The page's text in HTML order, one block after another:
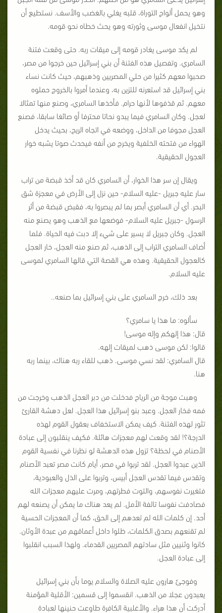
وهو يحمل ألواح التوراة، قلبه يغلي بالغضب والأسف. نستطيع أن
نتخيل انفعال موسى وثورته وهو يحث خطاه نحو قومه.
لم يكد موسى يغادر قومه إلى ميقات ربه. حتى وقعت فتنة
السامري. وتفصيل هذه الفتنة أن بني إسرائيل حين خرجوا من مصر،
صحبوا معهم كثيرا من حلي المصريين وذهبهم، حيث كانت نساء
بني إسرائيل قد استعرنه للتزين به، وعندما أمروا بالخروج حملوه
معهم. ثم قذفوها لأنها حرام. فأخذها السامري، وصنع منها تمثالا
لعجل. وكان السامري فيما يبدو نحاتا محترفا أو صائغا سابقا، فصنع
العجل مجوفا من الداخل، ووضعه في اتجاه الريح، بحيث يدخل
الهواء من فتحته الخلفية ويخرج من أنفه فيحدث صوتا يشبه خوار
العجول الحقيقية.
ويقال إن سر هذا الخوار، أن السامري كان قد أخذ قبضة من تراب
سار عليه جبريل -عليه السلام- حين نزل إلى الأرض في معجزة شق
البحر. أي أن السامري أبصر بما لم يبصروا به، فقبض قبضة من أثر
الرسول -جبريل عليه السلام- فوضعها مع الذهب وهو يصنع منه
العجل. وكان جبريل لا يسير على شيء إلا دبت فيه الحياة. فلما
أضاف السامري التراب إلى الذهب، ثم صنع منه العجل، خار العجل
كالعجول الحقيقية. وهذه هي القصة التي قالها السامري لموسى
عليه السلام.
بعد ذلك، خرج السامري على بني إسرائيل بما صنعه..
سألوه: ما هذا يا سامري؟
قال: هذا إلهكم وإله موسى!
قالوا: لكن موسى ذهب لميقات إلهه.
قال السامري: لقد نسي موسى. ذهب للقاء ربه هناك، بينما ربه
هنا.
وهبت موجة من الرياح فدخلت من دبر العجل الذهب وخرجت من
فمه فخار العجل. وعبد بنو إسرائيل هذا العجل. لعل دهشة القارئ
تثور لهذه الفتنة. كيف يمكن الاستخفاف بعقول القوم لهذه
الدرجة؟! لقد وقعت لهم معجزات هائلة. فكيف ينقلبون إلى عبادة
الأصنام في لحظة؟ تزول هذه الدهشة لو نظرنا في نفسية القوم
الذين عبدوا العجل. لقد تربوا في مصر، أيام كانت مصر تعبد الأصنام
وتقدس فيما تقدس العجل أبيس، وتربوا على الذل والعبودية،
فتغيرت نفوسهم، والتوت فطرتهم، ومرت عليهم معجزات الله
فصادفت نفوسا تالفة الأمل. لم يعد هناك ما يمكن أن يصنعه لهم
أحد. إن كلمات الله لم تعدهم إلى الحق، كما أن المعجزات الحسية
لم تقنعهم بصدق الكلمات، ظلوا داخل أعماقهم من عبدة الأوثان.
كانوا وثنيين مثل سادتهم المصريين القدماء. ولهذا السبب انقلبوا
إلى عبادة العجل.
وفوجئ هارون عليه الصلاة والسلام يوما بأن بني إسرائيل
يعبدون عجلا من الذهب. انقسموا إلى قسمين: الأقلية المؤمنة
أدركت أن هذا هراء. والأغلبية الكافرة طاوعت حنينها لعبادة